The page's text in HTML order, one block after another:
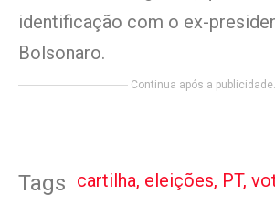
identificação com o ex-
Bolsonaro.
Continua após a
Tags cartilha, eleições, PT,